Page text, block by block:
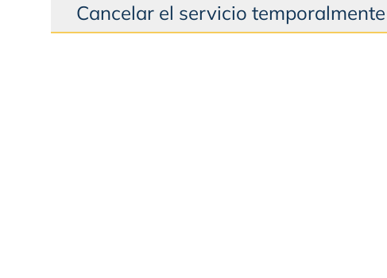
Cancelar el servicio temporalmente